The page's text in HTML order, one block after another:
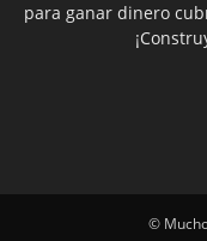
para ganar dinero
©